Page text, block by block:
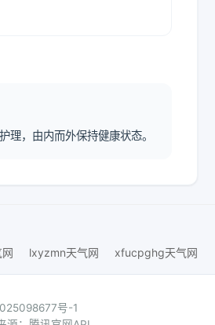
，由内而外保持健康状态。
lxyzmn天气网 xfucpghg天气网
号-1